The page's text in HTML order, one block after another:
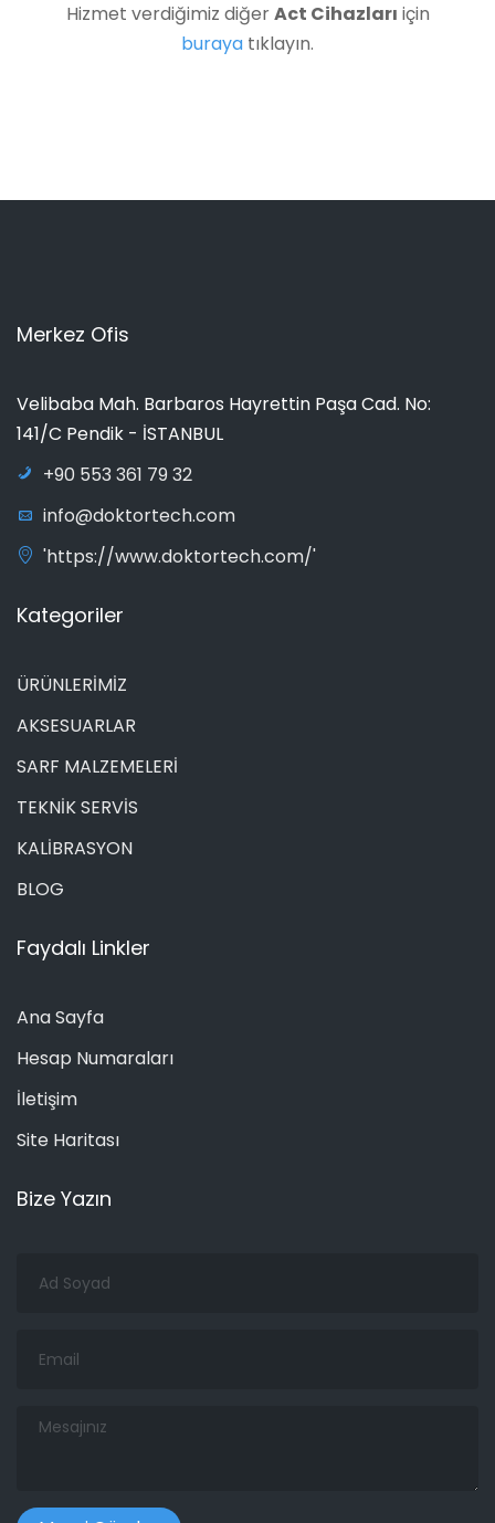
Hizmet verdiğimiz diğerAct Cihazları için
buraya tıklayın.
Merkez Ofis
Velibaba Mah. Barbaros Hayrettin Paşa Cad. No:
141/C Pendik - İSTANBUL
+90 553 361 79 32
info@doktortech.com
'https://www.doktortech.com/'
Kategoriler
ÜRÜNLERİMİZ
AKSESUARLAR
SARF MALZEMELERİ
TEKNİK SERVİS
KALİBRASYON
BLOG
Faydalı Linkler
Ana Sayfa
Hesap Numaraları
İletişim
Site Haritası
Bize Yazın
Soyad
Mesajınız